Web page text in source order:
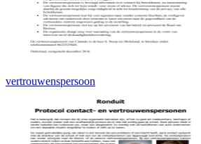
vertrouwenspersoon